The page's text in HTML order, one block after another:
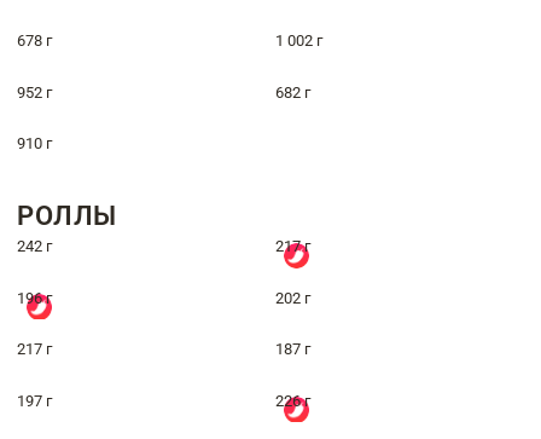
678 г 1 002 г
952 г 682 г
910 г
РОЛЛЫ
242 г 217 г
196 г 202 г
217 г 187 г
197 г 226 г